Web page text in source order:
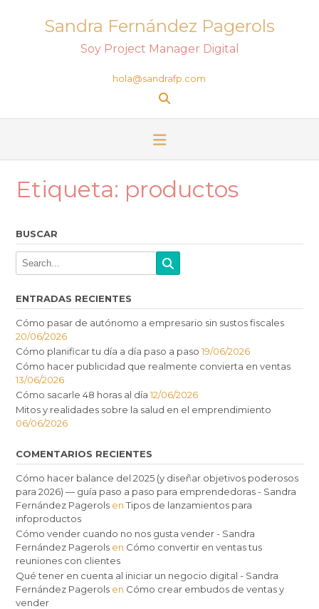
Sandra Fernández Pagerols
Soy Project Manager Digital
hola@sandrafp.com
Etiqueta: productos
BUSCAR
ENTRADAS RECIENTES
Cómo pasar de autónomo a empresario sin sustos fiscales
20/06/2026
Cómo planificar tu día a día paso a paso 19/06/2026
Cómo hacer publicidad que realmente convierta en ventas
13/06/2026
Cómo sacarle 48 horas al día 12/06/2026
Mitos y realidades sobre la salud en el emprendimiento
06/06/2026
COMENTARIOS RECIENTES
Cómo hacer balance del 2025 (y diseñar objetivos poderosos
para 2026) — guía paso a paso para emprendedoras - Sandra
Fernández Pagerols enTipos de lanzamientos para
infoproductos
Cómo vender cuando no nos gusta vender - Sandra
Fernández Pagerols en Cómo convertir en ventas tus
reuniones con clientes
Qué tener en cuenta al iniciar un negocio digital - Sandra
Fernández Pagerols en Cómo crear embudos de ventas y
vender